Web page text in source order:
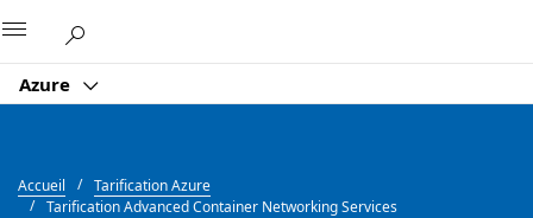
Azure
Accueil
Tarification Azure
Tarification Advanced Container Networking Services